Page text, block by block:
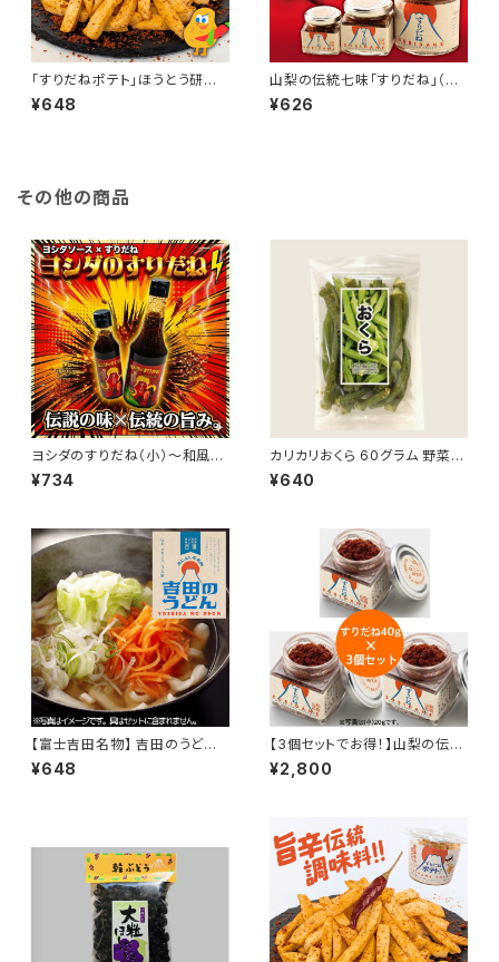
「すりだねポテト」ほうとう研究
所 スナック ご当地 富士山麓 旨
辛調味料入り 七味唐辛子 ポテ
¥648
山梨の伝統七味「すりだね」（小）
20グラム｜ご飯のお供｜お取り
寄せ ｜お取り寄せグルメ｜万能
¥626
その他の商品
ヨシダのすりだね（小）〜和風旨
辛万能調味料〜｜ヨシダソース
と無添加すりだねのコラボ｜お
¥734
カリカリおくら 60グラム 野菜ス
ナック お菓子 スナック菓子 お
やつ 詰め合わせ オクラ おつま
¥640
【富士吉田名物】 吉田のうどん
3人前（つゆ付き） 万能調味料
一味 七味 辛味 ギフト グルメ お
¥648
【3個セットでお得！】山梨の伝統
七味「すりだね」（大）40グラム
（3個）｜ご飯のお供｜お取り寄
¥2,800